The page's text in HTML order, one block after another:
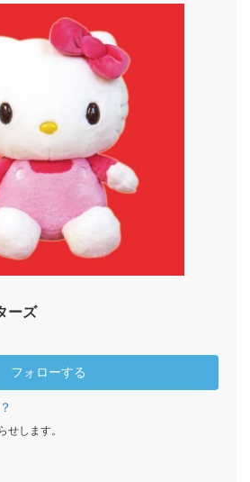
ーズ
フォローする
せします。